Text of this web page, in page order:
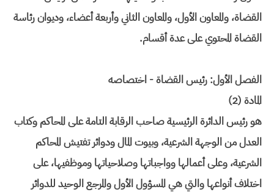
القضاة، والمعاون الأول، والمعاون الثاني وأربعة أعضاء، وديوان رئاسة
القضاة المحتوي على عدة أقسام.
الفصل الأول: رئيس القضاة - اختصاصه
المادة (2)
هو رئيس الدائرة الرئيسية صاحب الرقابة التامة على المحاكم وكتاب
العدل من الوجهة الشرعية، وبيوت المال ودوائر تفتيش المحاكم
الشرعية، وعلى أعمالها وواجباتها وصلاحياتها وموظفيها، على
اختلاف أنواعها والتي هي المسؤول الأول والمرجع الوحيد للدوائر